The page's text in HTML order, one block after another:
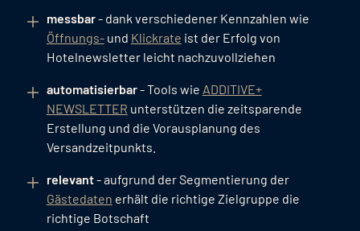
messbar- dank verschiedener Kennzahlen wie
Öffnungs-und Klickrate ist der Erfolg von
Hotelnewsletter leicht nachzuvollziehen
automatisierbar- Tools wie ADDITIVE+
NEWSLETTER unterstützen die zeitsparende
Erstellung und die Vorausplanung des
Versandzeitpunkts.
relevant- aufgrund der Segmentierung der
Gästedaten erhält die richtige Zielgruppe die
richtige Botschaft